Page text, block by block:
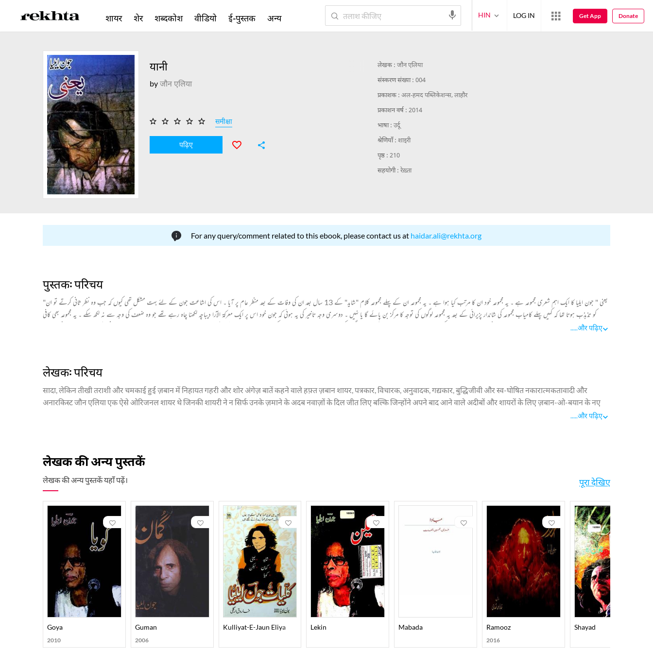
यानी
byजौन एलिया
समीक्षा
पढ़िए
लेखक : जौन एलिया
संस्करण संख्या : 004
प्रकाशक : अल-हमद पब्लिकेशन्स, लाहौर
प्रकाशन वर्ष : 2014
भाषा : उर्दू
श्रेणियाँ : शाइरी
पृष्ठ : 210
सहयोगी : रेख़्ता
For any query/comment related to this ebook, please contact us at haidar.ali@rekhta.org
पुस्तक: परिचय
"یعنی " جون ایلیا کا ایک اہم شعری مجموعہ ہے ۔ یہ مجموعہ خود ان کا مرتب کیا ہوا ہے ۔ یہ مجموعہ ان کے پہلے مجموعہ کلام "شاید" کے 13 سال بعد ان کی وفات کے بعد منظر عام پر آیا ۔ اس کی اشاعت جون کے لئے بہت مشکل تھی کیوں کہ جب وہ نظر ثانی کرتے تو ان
کو تذبذب ہوتا تھا کہ کہیں پہلے کامیاب مجموعہ کی شاندار پزیرائی کے بعد یہ مجموعہ لوگوں کی توجہ کا مرکز بن پائے گا یا نہیں ۔ دوسری وجہ تاخیر کی یہ ہوئی کہ جون خود اس پر ایک معرکۃ الآرا دیباچہ لکھنا چاہ رہے تھے جو وہ ضعف کی وجہ سے نہ لکھ سکے ۔ یہ مجموعہ بھی کافی
.....और पढ़िए
लेखक: परिचय
सादा, लेकिन तीखी तराशी और चमकाई हुई ज़बान में निहायत गहरी और शोर अंगेज़ बातें कहने वाले हफ़्त ज़बान शायर, पत्रकार, विचारक, अनुवादक, गद्यकार, बुद्धिजीवी और स्व-घोषित नकारात्मकतावादी और
अनारकिस्ट जौन एलिया एक ऐसे ओरिजनल शायर थे जिनकी शायरी ने न सिर्फ उनके ज़माने के अदब नवाज़ों के दिल जीत लिए बल्कि जिन्होंने अपने बाद आने वाले अदीबों और शायरों के लिए ज़बान-ओ-बयान के नए
मानक निर्धारित किए। जौन एलिया ने अपनी शायरी में इश्क़ की नई दिशाओं का सुराग़ लगाया। वो बाग़ी, इन्क़िलाबी और परंपरा तोड़ने वाले थे लेकिन उनकी शायरी का लहजा इतना सभ्य, नर्म और गीतात्मक है कि उनके
हुए, ताज़ा बयानी के साथ दिलों में उतर जाने वाली इश्क़िया शायरी की। अहमद नदीम क़ासमी के अनुसार, “जौन एलिया अपने समकालीनों से बहुत अलग और अनोखे शायर हैं। उनकी शायरी पर यक़ीनन उर्दू, फ़ारसी,
अरबी शायरी की छूट पड़ रही है मगर वो उनकी परम्पराओं का इस्तेमाल भी इतने अनोखे और रसीले अंदाज़ में करते हैं कि बीसवीं सदी के उत्तरार्ध में होने वाली शायरी में उनकी आवाज़ निहायत आसानी से अलग पहचानी
जाती है।” उर्दू शायरी की तीन सौ वर्षों के इतिहास में शायद ही किसी ने इस लहजा, इस अर्थ की, इस नशतरियत से परिपूर्ण शे’र कहे होंगे। जौन एलिया के यहां विभिन्न प्रकार के रंग और नए आलेख व विषय हैं जो उर्दू ग़ज़ल
की रिवायत में नया दर खोलते हैं और परम्परा से विद्रोह के रूप में भी अलग हैसियत रखते हैं। उनकी नज़्में भी विषयगत न हो कर संवेदनशील हैं।
जौन एलिया उत्तर प्रदेश के शहर अमरोहा के एक इल्मी घराने में 1931ई. में पैदा हुए। उनके वालिद सय्यद शफ़ीक़ हसन एलिया एक ग़रीब शायर और विद्वान थे। उनके और अपने बारे में जौन एलिया का कहना था जिस बेटे
को उसके इंतिहाई ख़्याल पसंद और आदर्शवादी बाप ने व्यवहारिक जीवन गुज़ारने का कोई तरीक़ा न सिखाया हो बल्कि ये शिक्षा दी हो कि शिक्षा सबसे बड़ी विशेषता है और किताबें सबसे बड़ी दौलत तो वो व्यर्थ न जाता तो
क्या होता।” पाकिस्तान के नामचीन पत्रकार रईस अमरोहवी और मशहूर मनोवैज्ञानिक मुहम्मद तक़ी जौन एलिया के भाई थे, जबकि फ़िल्म साज़ कमाल अमरोही उनके चचाज़ाद भाई थे।
जौन एलिया के बचपन और लड़कपन के वाक़ियात जौन एलिया के शब्दों में हैं, जैसे, “अपनी पैदाइश के थोड़ी देर बाद छत को घूरते हुए मैं अजीब तरह हंस पड़ा, जब मेरी ख़ालाओं ने ये देखा तो डर कर कमरे से बाहर निकल
गईं। इस बेमहल हंसी के बाद मैं आज तक खुल कर नहीं हंस सका।” या “आठ बरस की उम्र में मैंने पहला इश्क़ किया और पहला शे’र कहा।”
जौन की आरंभिक शिक्षा अमरोहा के मदरसों में हुई जहां उन्होंने उर्दू, अरबी और फ़ारसी सीखी। पाठ्य पुस्तकों से कोई दिलचस्पी नहीं थी और इम्तिहान में फ़ेल भी हो जाते थे। बड़े होने के बाद उनको फ़लसफ़ा और हइयत
विभाजन के बाद उनके बड़े भाई पाकिस्तान चले गए थे। माँ और बाप के देहावसान के बाद जौन एलिया को भी 1956 में न चाहते हुए भी पाकिस्तान जाना पड़ा और वो आजीवन अमरोहा और हिन्दोस्तान को याद करते रहे।
उनका कहना था, “पाकिस्तान आकर में हिन्दुस्तानी हो गया।” जौन को काम में मशग़ूल कर के उनको अप्रवास की पीड़ा से निकालने के लिए रईस अमरोहवी ने एक इलमी-ओ-अदबी रिसाला “इंशा” जारी किया, जिसमें
.....और पढ़िए
लेखक की अन्य पुस्तकें
लेखक की अन्य पुस्तकें यहाँ पढ़ें। पूरा देखिए
Goya
2010
Guman
2006
Kulliyat-E-Jaun Eliya Lekin Mabada Ramooz
2016
Shayad
शायर शेर शब्दकोश वीडियो ई-पुस्तक अन्य HIN LOG IN Get App Donate